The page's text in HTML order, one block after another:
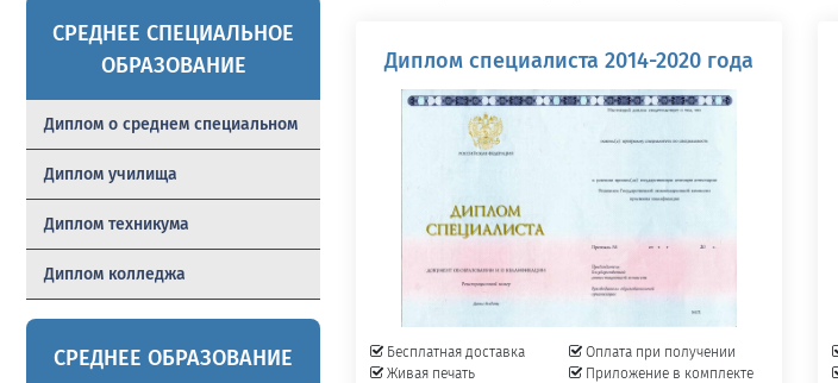
СРЕДНЕЕ СПЕЦИАЛЬНОЕ
ОБРАЗОВАНИЕ
Диплом о среднем специальном
Диплом училища
Диплом техникума
Диплом колледжа
СРЕДНЕЕ ОБРАЗОВАНИЕ
Диплом специалиста 2014-2020 года
Бесплатная доставка
Живая печать
Оплата при получении
Приложение в комплекте